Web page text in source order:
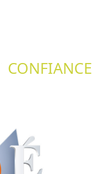
CONFIANCE